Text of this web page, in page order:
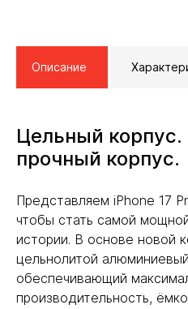
Описание
Цельный
прочный корпус.
Представляем iPhone 17
чтобы стать самой
истории. В основе новой
цельнолитой
обеспечивающий
производительность,